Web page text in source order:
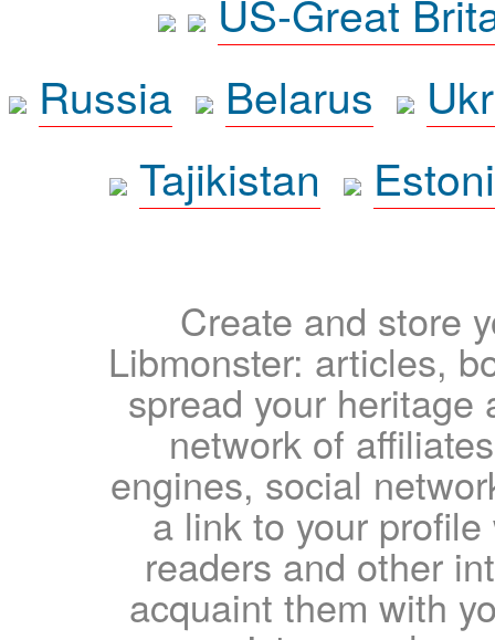
US-Great
Russia
Belarus
Tajikistan
Create and store
Libmonster: articles,
spread your heritage
network of
engines, social
a link to your
readers and other
acquaint them with